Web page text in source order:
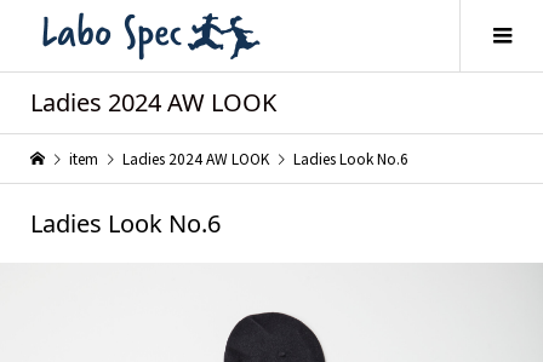
Ladies 2024 AW LOOK
item Ladies 2024 AW LOOK Ladies Look No.6
Ladies Look No.6